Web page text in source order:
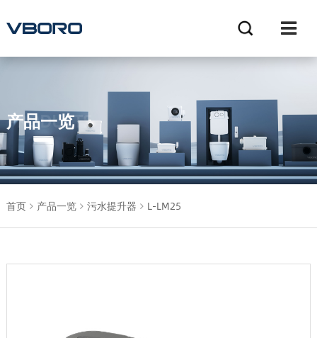
产品一览
PRODUCTS
首页 产品一览 污水提升器 L-LM25